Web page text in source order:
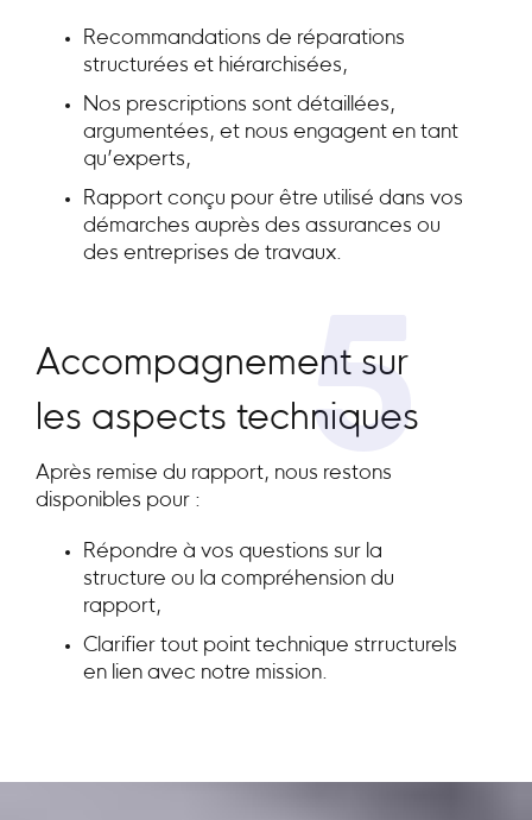
Recommandations de réparations
structurées et hiérarchisées,
Nos prescriptions sont détaillées,
argumentées, et nous engagent en tant
qu’experts,
Rapport conçu pour être utilisé dans vos
démarches auprès des assurances ou
des entreprises de travaux.
5
Accompagnement sur
les aspects techniques
Après remise du rapport, nous restons
disponibles pour :
Répondre à vos questions sur la
structure ou la compréhension du
rapport,
Clarifier tout point technique strructurels
en lien avec notre mission.